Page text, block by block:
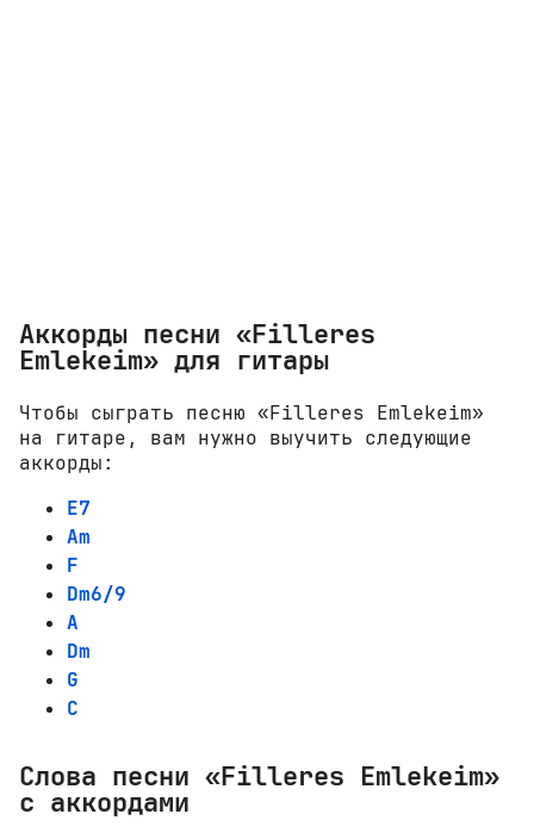
Аккорды песни «Filleres
Emlekeim» для гитары
Чтобы сыграть песню «Filleres Emlekeim»
на гитаре, вам нужно выучить следующие
аккорды:
E7
Am
F
Dm6/9
A
Dm
G
C
Слова песни «Filleres Emlekeim»
с аккордами